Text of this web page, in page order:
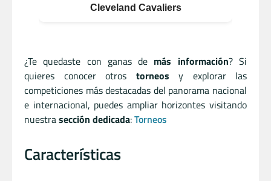
Cleveland Cavaliers
¿Te quedaste con ganas de más información? Si
quieres conocer otros torneos y explorar las
competiciones más destacadas del panorama nacional
e internacional, puedes ampliar horizontes visitando
nuestrasección dedicada:Torneos
Características